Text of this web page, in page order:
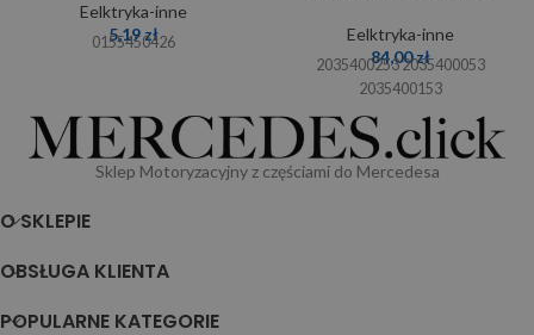
Eelktryka-inne
5,19zł
0155450426
Eelktryka-inne
84,00zł
2035400253 2035400053
2035400153
Sklep Motoryzacyjny z częściami do Mercedesa
O SKLEPIE
OBSŁUGA KLIENTA
POPULARNE KATEGORIE